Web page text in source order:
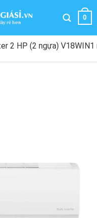
0
2 HP (2 ngựa)